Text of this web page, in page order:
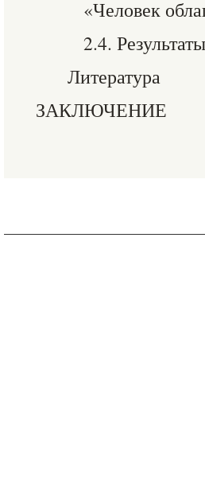
«Человек
2.4.
Литература
ЗАКЛЮЧЕНИЕ